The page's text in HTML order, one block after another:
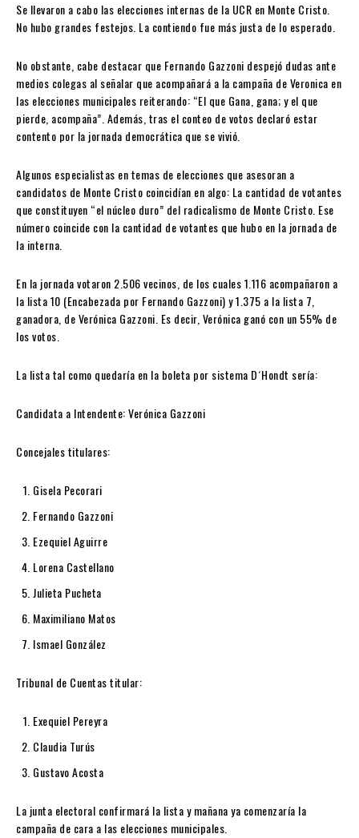
Se llevaron a cabo las elecciones internas de la UCR en Monte Cristo.
No hubo grandes festejos. La contiendo fue más justa de lo esperado.
No obstante, cabe destacar que Fernando Gazzoni despejó dudas ante
medios colegas al señalar que acompañará a la campaña de Veronica en
las elecciones municipales reiterando: “El que Gana, gana; y el que
pierde, acompaña”. Además, tras el conteo de votos declaró estar
contento por la jornada democrática que se vivió.
Algunos especialistas en temas de elecciones que asesoran a
candidatos de Monte Cristo coincidían en algo: La cantidad de votantes
que constituyen “el núcleo duro” del radicalismo de Monte Cristo. Ese
número coincide con la cantidad de votantes que hubo en la jornada de
la interna.
En la jornada votaron 2.506 vecinos, de los cuales 1.116 acompañaron a
la lista 10 (Encabezada por Fernando Gazzoni) y 1.375 a la lista 7,
ganadora, de Verónica Gazzoni. Es decir, Verónica ganó con un 55% de
los votos.
La lista tal como quedaría en la boleta por sistema D´Hondt sería:
Candidata a Intendente: Verónica Gazzoni
Concejales titulares:
Gisela Pecorari
Fernando Gazzoni
Ezequiel Aguirre
Lorena Castellano
Julieta Pucheta
Maximiliano Matos
Ismael González
Tribunal de Cuentas titular:
Exequiel Pereyra
Claudia Turús
Gustavo Acosta
La junta electoral confirmará la lista y mañana ya comenzaría la
campaña de cara a las elecciones municipales.